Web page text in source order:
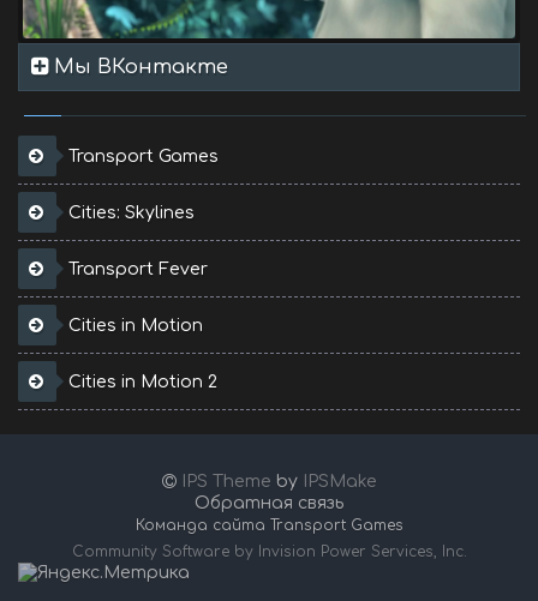
Мы ВКонтакте
Transport Games
Cities: Skylines
Transport Fever
Cities in Motion
Cities in Motion 2
IPS Theme by
IPSMake
Обратная связь
Команда сайта Transport Games
Community Software by Invision Power Services, Inc.